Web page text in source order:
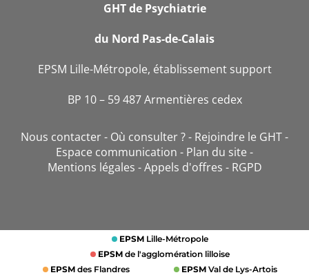
EPSM Lille-Métropole
EPSM de l'agglomération lilloise
EPSM des Flandres EPSM Val de Lys-Artois
GHT de Psychiatrie
du Nord Pas-de-Calais
EPSM Lille-Métropole, établissement support
BP 10 – 59 487 Armentières cedex
Nous contacter Où consulter ?
Rejoindre le GHT
Espace communication
Plan du site
Mentions légales
Appels d'offres RGPD